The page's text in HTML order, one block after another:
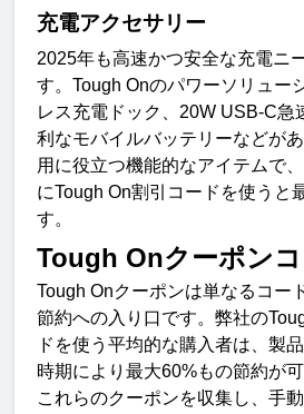
充電アクセサリー
2025年も高速かつ安全な充電ニ
す。Tough Onのパワーソリュー
レス充電ドック、20W USB-C急
利なモバイルバッテリーなどが
用に役立つ機能的なアイテムで
にTough On割引コードを使うと
す。
Tough Onクーポン
Tough Onクーポンは単なるコー
節約への入り口です。弊社の
ドを使う平均的な購入者は、製
時期により最大60%もの節約が
これらのクーポンを収集し、手